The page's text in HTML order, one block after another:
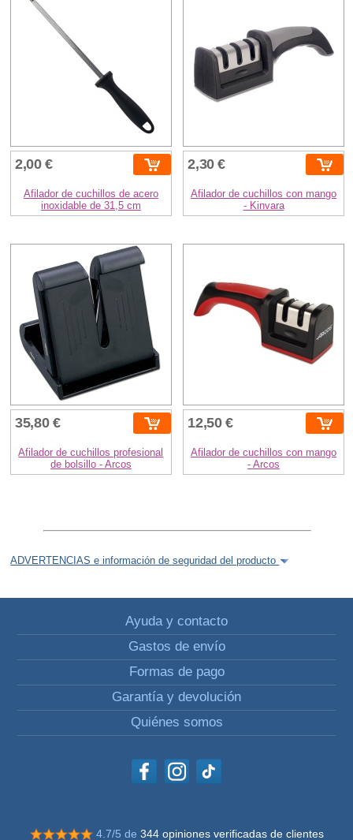
2,00 €
Afilador de cuchillos de acero
inoxidable de 31,5 cm
2,30 €
Afilador de cuchillos con mango
- Kinvara
35,80 €
Afilador de cuchillos profesional
de bolsillo - Arcos
12,50 €
Afilador de cuchillos con mango
- Arcos
ADVERTENCIAS e información de seguridad del producto
Ayuda y contacto
Gastos de envío
Formas de pago
Garantía y devolución
Quiénes somos
4.7/5 de 344 opiniones verificadas de clientes